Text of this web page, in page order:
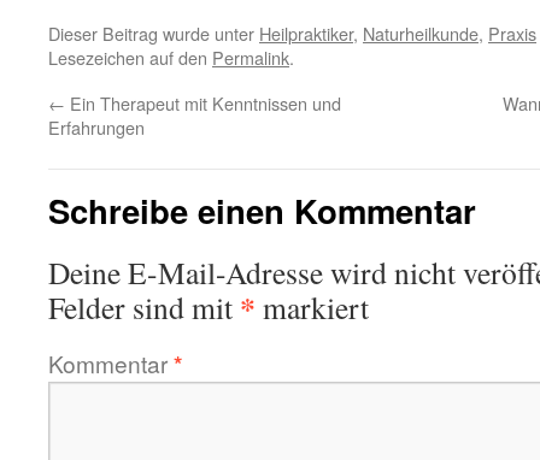
Dieser Beitrag wurde unter Heilpraktiker, Naturheilkunde, Praxis
Lesezeichen auf den Permalink.
← Ein Therapeut mit Kenntnissen und
Erfahrungen
Schreibe einen Kommentar
Deine E-Mail-Adresse wird nicht
Felder sind mit * markiert
Kommentar*